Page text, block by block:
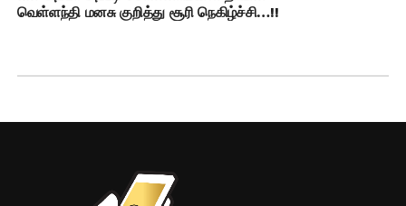
வெள்ளந்தி மனசு குறித்து சூரி நெகிழ்ச்சி…!!